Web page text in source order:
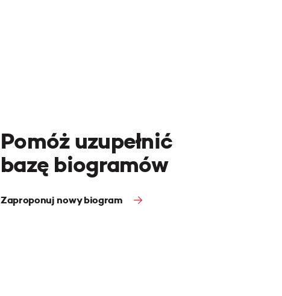
Pomóż uzupełnić
bazę biogramów
Zaproponuj nowy biogram